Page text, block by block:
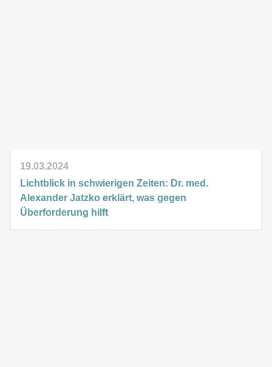
19.03.2024
Lichtblick in schwierigen Zeiten: Dr. med.
Alexander Jatzko erklärt, was gegen
Überforderung hilft